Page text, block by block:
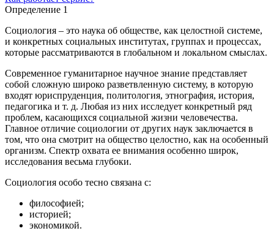
Определение 1
Социология – это наука об обществе, как целостной системе,
и конкретных социальных институтах, группах и процессах,
которые рассматриваются в глобальном и локальном смыслах.
Современное гуманитарное научное знание представляет
собой сложную широко разветвленную систему, в которую
входят юриспруденция, политология, этнография, история,
педагогика и т. д. Любая из них исследует конкретный ряд
проблем, касающихся социальной жизни человечества.
Главное отличие социологии от других наук заключается в
том, что она смотрит на общество целостно, как на особенный
организм. Спектр охвата ее внимания особенно широк,
исследования весьма глубоки.
Социология особо тесно связана с:
философией;
историей;
экономикой.